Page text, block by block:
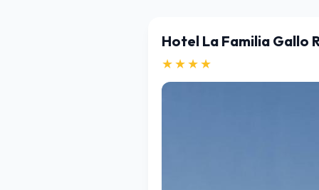
Hotel La Familia Gallo
★★★★